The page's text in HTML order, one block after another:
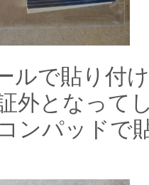
ルで貼り付
外となって
ンパッドで